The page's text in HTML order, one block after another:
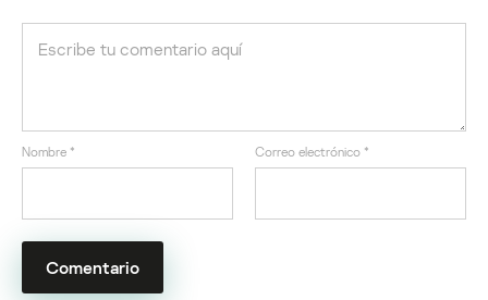
Nombre * Correo electrónico *